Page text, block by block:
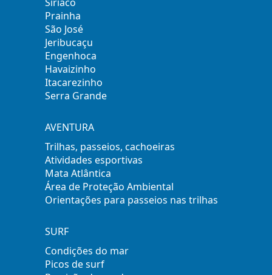
Prainha
São José
Jeribucaçu
Engenhoca
Havaizinho
Itacarezinho
Serra Grande
AVENTURA
Trilhas, passeios, cachoeiras
Atividades esportivas
Mata Atlântica
Área de Proteção Ambiental
Orientações para passeios nas trilhas
SURF
Condições do mar
Picos de surf